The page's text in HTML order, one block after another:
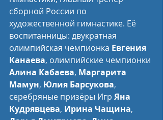
сборной России по
художественной гимнастике. Её
воспитанницы: двукратная
олимпийская чемпионка Евгения
Канаева, олимпийские чемпионки
Алина Кабаева, Маргарита
Мамун, Юлия Барсукова,
серебряные призёры Игр Яна
Кудрявцева, Ирина Чащина,